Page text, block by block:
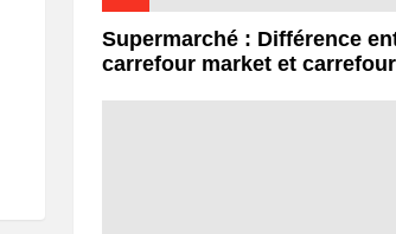
Supermarché : Différence
carrefour market et